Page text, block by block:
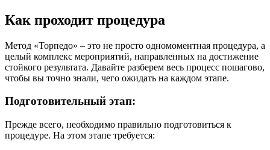
Как проходит процедура
Метод «Торпедо» – это не просто одномоментная процедура, а
целый комплекс мероприятий, направленных на достижение
стойкого результата. Давайте разберем весь процесс пошагово,
чтобы вы точно знали, чего ожидать на каждом этапе.
Подготовительный этап:
Прежде всего, необходимо правильно подготовиться к
процедуре. На этом этапе требуется: